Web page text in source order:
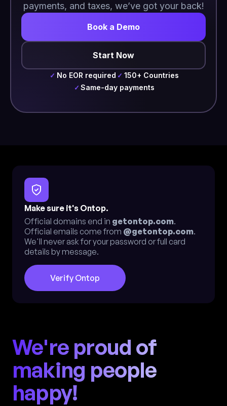
payments, and taxes, we’ve got your back!
Book a Demo
Start Now
✓ No EOR required ✓ 150+ Countries
✓ Same-day payments
Make sure it's Ontop.
Official domains end in getontop.com.
Official emails come from @getontop.com.
We'll never ask for your password or full card
details by message.
Verify Ontop
We're proud of
making people
happy!